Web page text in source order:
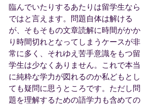
臨んでいたりするあたりは留学生なら
ではと言えます。問題自体は解ける
が、そもそもの文章読解に時間がかか
り時間切れとなってしまうケースが非
常に多く、それゆえ苦手意識をもつ留
学生は少なくありません。これで本当
に純粋な学力が図れるのか私どもとし
ても疑問に思うところです。ただし問
題を理解するための語学力も含めての